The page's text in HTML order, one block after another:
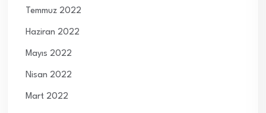
Temmuz 2022
Haziran 2022
Mayıs 2022
Nisan 2022
Mart 2022